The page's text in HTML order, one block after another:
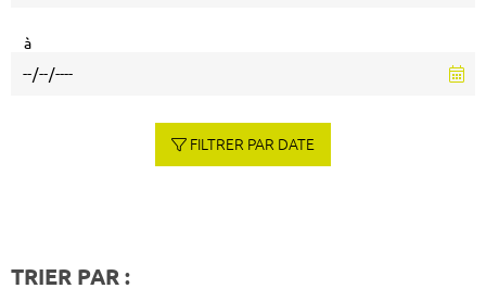
à
FILTRER PAR DATE
TRIER PAR :